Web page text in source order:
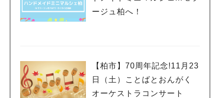
ージュ柏へ！
【柏市】70周年記念!11月23
日（土）ことばとおんがく
オーケストラコンサート
#ラーメン#ショッピング#カフェ #スイーツ#パン #カレー #柏駅
#イベント #公園#教えたい／教えて投稿記事
#教えたい/こんなの見つけた